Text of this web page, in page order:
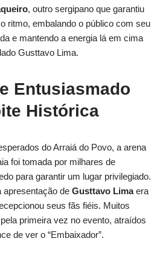
, outro sergipano que garantiu
ritmo, embalando o público com seu
e mantendo a energia lá em cima
Gusttavo Lima.
Entusiasmado
Histórica
do Arraiá do Povo, a arena
foi tomada por milhares de
para garantir um lugar privilegiado.
apresentação de Gusttavo Limaera
seus fãs fiéis. Muitos
primeira vez no evento, atraídos
de ver o “Embaixador”.